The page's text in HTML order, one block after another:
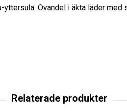
Ovandel i äkta läder